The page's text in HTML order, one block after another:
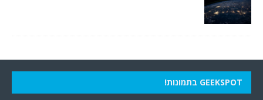
GEEKSPOT בתמונות!